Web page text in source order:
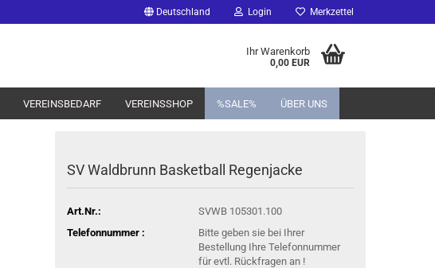
Deutschland Login Merkzettel
Ihr Warenkorb
0,00 EUR
VEREINSBEDARF VEREINSSHOP %SALE% ÜBER UNS
SV Waldbrunn Basketball Regenjacke
Art.Nr.:
SVWB 105301.100
Telefonnummer :
Bitte geben sie bei Ihrer
Bestellung Ihre Telefonnummer
für evtl. Rückfragen an !